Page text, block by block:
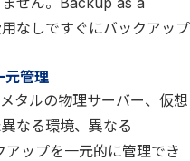
なしですぐにバックアップ
元管理
タルの物理サーバー、仮想
なる環境、異なる
ップを一元的に管理でき